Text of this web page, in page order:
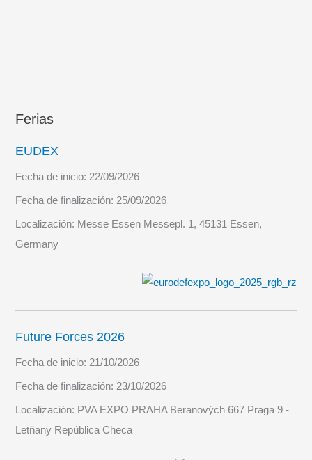
Ferias
EUDEX
Fecha de inicio:22/09/2026
Fecha de finalización:25/09/2026
Localización: Messe Essen Messepl. 1, 45131 Essen,
Germany
Future Forces 2026
Fecha de inicio: 21/10/2026
Fecha de finalización: 23/10/2026
Localización: PVA EXPO PRAHA Beranových 667 Praga 9 -
Letňany República Checa